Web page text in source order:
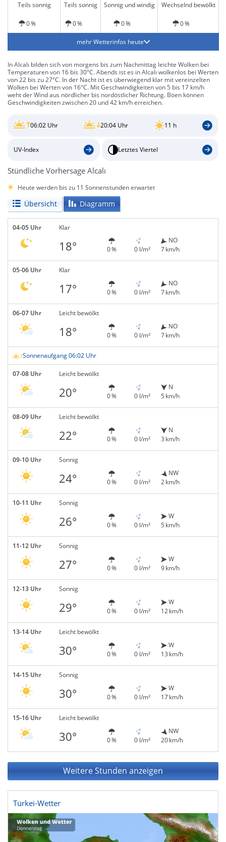
Teils sonnig
Teils sonnig Sonnig und windig Wechselnd bewölkt
0 % 0 % 0 % 0 %
mehr Wetterinfos heute
In Alcalı bilden sich von morgens bis zum Nachmittag leichte Wolken bei
Temperaturen von 16 bis 30°C. Abends ist es in Alcalı wolkenlos bei Werten
von 22 bis zu 27°C. In der Nacht ist es überwiegend klar mit vereinzelten
Wolken bei Werten von 16°C. Mit Geschwindigkeiten von 5 bis 17 km/h
weht der Wind aus nördlicher bis nordöstlicher Richtung. Böen können
Geschwindigkeiten zwischen 20 und 42 km/h erreichen.
06:02 Uhr 20:04 Uhr 11 h
UV-Index Letztes Viertel
Stündliche Vorhersage Alcalı
Heute werden bis zu 11 Sonnenstunden erwartet
Übersicht Diagramm
04-05 Uhr Klar
18° 0 % 0 l/m²
NO
7 km/h
05-06 Uhr Klar
17° 0 % 0 l/m²
NO
7 km/h
06-07 Uhr Leicht bewölkt
18° 0 % 0 l/m²
NO
7 km/h
Sonnenaufgang 06:02 Uhr
07-08 Uhr Leicht bewölkt
20° 0 % 0 l/m²
N
5 km/h
08-09 Uhr Leicht bewölkt
22° 0 % 0 l/m²
N
3 km/h
09-10 Uhr Sonnig
24° 0 % 0 l/m²
NW
2 km/h
10-11 Uhr Sonnig
26° 0 % 0 l/m²
W
5 km/h
11-12 Uhr Sonnig
27° 0 % 0 l/m²
W
9 km/h
12-13 Uhr Sonnig
29° 0 % 0 l/m²
W
12 km/h
13-14 Uhr Leicht bewölkt
30° 0 % 0 l/m²
W
13 km/h
14-15 Uhr Sonnig
30° 0 % 0 l/m²
W
17 km/h
15-16 Uhr Leicht bewölkt
30° 0 % 0 l/m²
NW
20 km/h
Weitere Stunden anzeigen
Türkei-Wetter